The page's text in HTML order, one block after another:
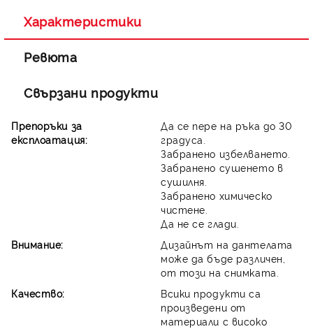
Характеристики
Ревюта
Свързани продукти
Препоръки за
експлоатация:
Да се пере на ръка до 30
градуса.
Забранено избелването.
Забранено сушенето в
сушилня.
Забранено химическо
чистене.
Да не се глади.
Внимание:
Дизайнът на дантелата
може да бъде различен,
от този на снимката.
Качество:
Всики продукти са
произведени от
материали с високо